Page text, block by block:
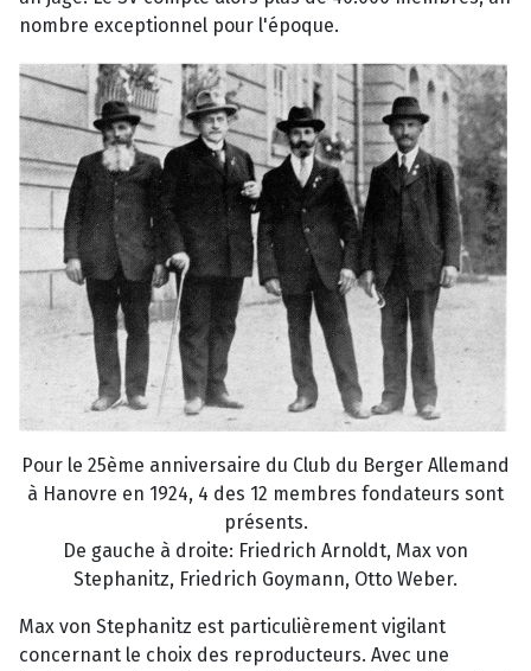
nombre exceptionnel pour l'époque.
Pour le 25ème anniversaire du Club du Berger Allemand
à Hanovre en 1924, 4 des 12 membres fondateurs sont
présents.
De gauche à droite: Friedrich Arnoldt, Max von
Stephanitz, Friedrich Goymann, Otto Weber.
Max von Stephanitz est particulièrement vigilant
concernant le choix des reproducteurs. Avec une